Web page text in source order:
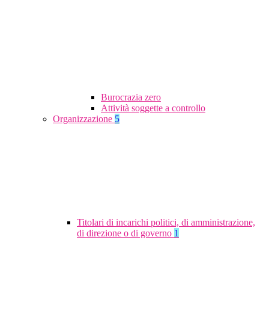
Burocrazia zero
Attività soggette a controllo
Organizzazione 5
Titolari di incarichi politici, di amministrazione,
di direzione o di governo 1